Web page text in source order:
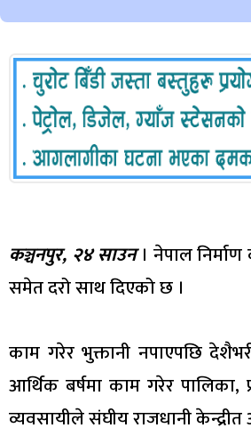
कञ्चनपुर, २४ साउन । नेपाल
समेत दरो साथ दिएको छ ।
काम गरेर भुक्तानी नपाएपछि
आर्थिक बर्षमा काम गरेर पालिका,
व्यवसायीले संघीय राजधानी